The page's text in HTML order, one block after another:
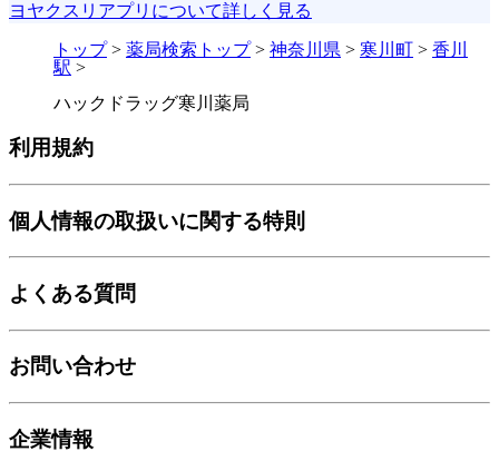
ヨヤクスリアプリについて詳しく見る
トップ> 薬局検索トップ> 神奈川県 > 寒川町 > 香川
駅 >
ハックドラッグ寒川薬局
利用規約
個人情報の取扱いに関する特則
よくある質問
お問い合わせ
企業情報